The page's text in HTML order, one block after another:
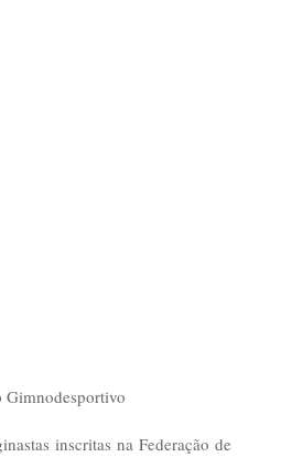
Gimnodesportivo
inscritas na Federação de